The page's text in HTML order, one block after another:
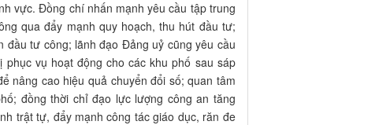
vực. Đồng chí nhấn mạnh yêu cầu tập trung
qua đẩy mạnh quy hoạch, thu hút đầu tư;
đầu tư công; lãnh đạo Đảng uỷ cũng yêu cầu
vụ hoạt động cho các khu phố sau sáp
nâng cao hiệu quả chuyển đổi số; quan tâm
đồng thời chỉ đạo lực lượng công an tăng
trật tự, đẩy mạnh công tác giáo dục, răn đe